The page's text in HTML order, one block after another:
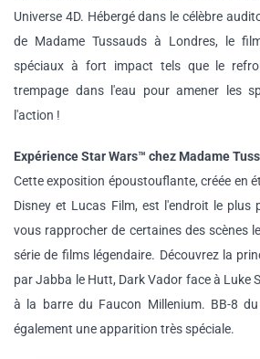
Universe 4D. Hébergé dans le célèbre
de Madame Tussauds à Londres, le
spéciaux à fort impact tels que le
trempage dans l'eau pour amener les
l'action !
Expérience Star Wars™ chez Madame
Cette exposition époustouflante, créée en
Disney et Lucas Film, est l'endroit le plus
vous rapprocher de certaines des scènes
série de films légendaire. Découvrez la
par Jabba le Hutt, Dark Vador face à Luke
à la barre du Faucon Millenium. BB-8
également une apparition très spéciale.